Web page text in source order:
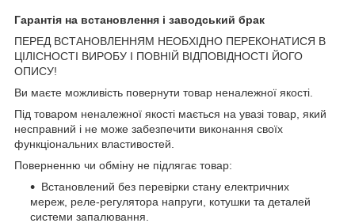
Гарантія на встановлення і заводський брак
ПЕРЕД ВСТАНОВЛЕННЯМ НЕОБХІДНО ПЕРЕКОНАТИСЯ В
ЦІЛІСНОСТІ ВИРОБУ І ПОВНІЙ ВІДПОВІДНОСТІ ЙОГО
ОПИСУ!
Ви маєте можливість повернути товар неналежної якості.
Під товаром неналежної якості мається на увазі товар, який
несправний і не може забезпечити виконання своїх
функціональних властивостей.
Поверненню чи обміну не підлягає товар:
Встановлений без перевірки стану електричних
мереж, реле-регулято­ра напруги, котушки та деталей
системи запалювання.